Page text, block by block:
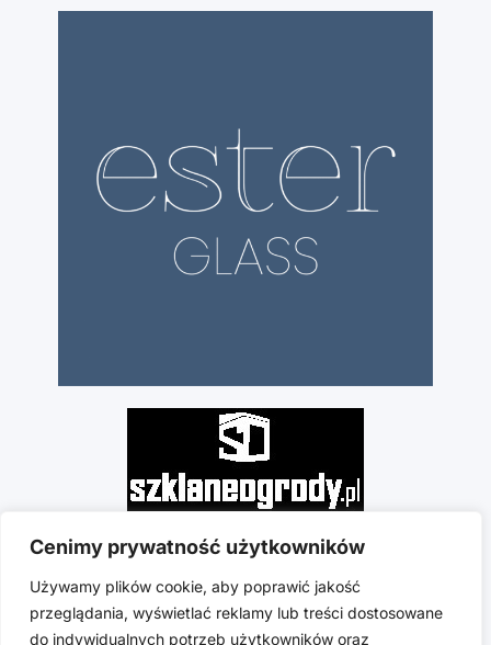
Cenimy prywatność użytkowników
Używamy plików cookie, aby poprawić jakość
przeglądania, wyświetlać reklamy lub treści dostosowane
do indywidualnych potrzeb użytkowników oraz